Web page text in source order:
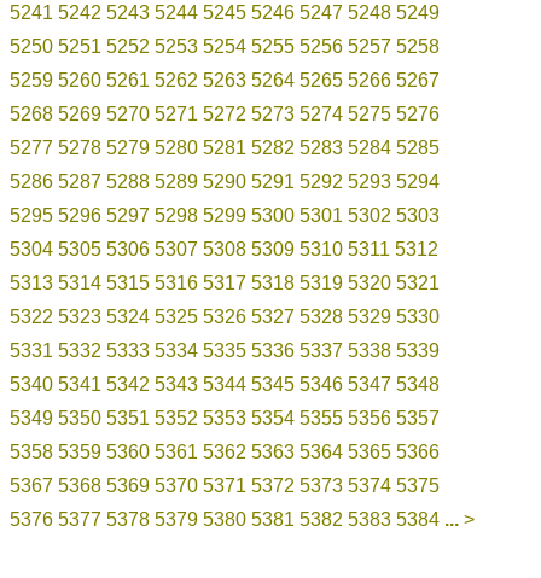
5241 5242 5243 5244 5245 5246 5247 5248 5249
5250 5251 5252 5253 5254 5255 5256 5257 5258
5259 5260 5261 5262 5263 5264 5265 5266 5267
5268 5269 5270 5271 5272 5273 5274 5275 5276
5277 5278 5279 5280 5281 5282 5283 5284 5285
5286 5287 5288 5289 5290 5291 5292 5293 5294
5295 5296 5297 5298 5299 5300 5301 5302 5303
5304 5305 5306 5307 5308 5309 5310 5311 5312
5313 5314 5315 5316 5317 5318 5319 5320 5321
5322 5323 5324 5325 5326 5327 5328 5329 5330
5331 5332 5333 5334 5335 5336 5337 5338 5339
5340 5341 5342 5343 5344 5345 5346 5347 5348
5349 5350 5351 5352 5353 5354 5355 5356 5357
5358 5359 5360 5361 5362 5363 5364 5365 5366
5367 5368 5369 5370 5371 5372 5373 5374 5375
5376 5377 5378 5379 5380 5381 5382 5383 5384 ... >